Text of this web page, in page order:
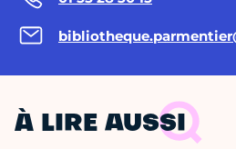
À LIRE AUSSI